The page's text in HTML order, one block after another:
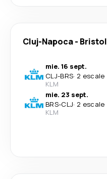
Cluj-Napoca- Bristol
mie. 16 sept.
CLJ-BRS· 2 escale
KLM
mie. 23 sept.
BRS-CLJ· 2 escale
KLM